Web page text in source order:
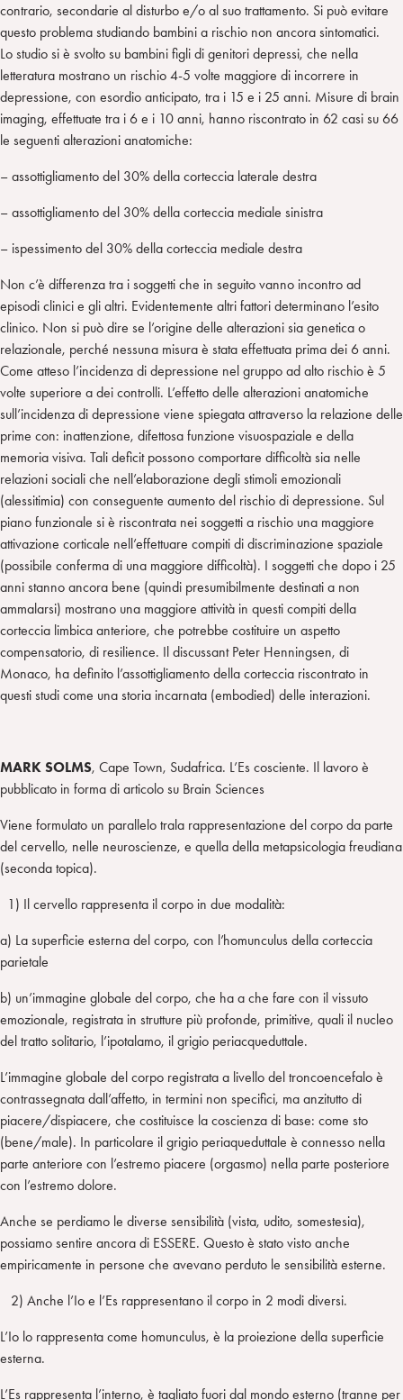
contrario, secondarie al disturbo e/o al suo trattamento. Si può evitare
questo problema studiando bambini a rischio non ancora sintomatici.
Lo studio si è svolto su bambini figli di genitori depressi, che nella
letteratura mostrano un rischio 4-5 volte maggiore di incorrere in
depressione, con esordio anticipato, tra i 15 e i 25 anni. Misure di brain
imaging, effettuate tra i 6 e i 10 anni, hanno riscontrato in 62 casi su 66
le seguenti alterazioni anatomiche:
– assottigliamento del 30% della corteccia laterale destra
– assottigliamento del 30% della corteccia mediale sinistra
– ispessimento del 30% della corteccia mediale destra
Non c’è differenza tra i soggetti che in seguito vanno incontro ad
episodi clinici e gli altri. Evidentemente altri fattori determinano l’esito
clinico. Non si può dire se l’origine delle alterazioni sia genetica o
relazionale, perché nessuna misura è stata effettuata prima dei 6 anni.
Come atteso l’incidenza di depressione nel gruppo ad alto rischio è 5
volte superiore a dei controlli. L’effetto delle alterazioni anatomiche
sull’incidenza di depressione viene spiegata attraverso la relazione delle
prime con: inattenzione, difettosa funzione visuospaziale e della
memoria visiva. Tali deficit possono comportare difficoltà sia nelle
relazioni sociali che nell’elaborazione degli stimoli emozionali
(alessitimia) con conseguente aumento del rischio di depressione. Sul
piano funzionale si è riscontrata nei soggetti a rischio una maggiore
attivazione corticale nell’effettuare compiti di discriminazione spaziale
(possibile conferma di una maggiore difficoltà). I soggetti che dopo i 25
anni stanno ancora bene (quindi presumibilmente destinati a non
ammalarsi) mostrano una maggiore attività in questi compiti della
corteccia limbica anteriore, che potrebbe costituire un aspetto
compensatorio, di resilience. Il discussant Peter Henningsen, di
Monaco, ha definito l’assottigliamento della corteccia riscontrato in
questi studi come una storia incarnata (embodied) delle interazioni.
MARK SOLMS, Cape Town, Sudafrica. L’Es cosciente. Il lavoro è
pubblicato in forma di articolo su Brain Sciences
Viene formulato un parallelo trala rappresentazione del corpo da parte
del cervello, nelle neuroscienze, e quella della metapsicologia freudiana
(seconda topica).
1) Il cervello rappresenta il corpo in due modalità:
a) La superficie esterna del corpo, con l’homunculus della corteccia
parietale
b) un’immagine globale del corpo, che ha a che fare con il vissuto
emozionale, registrata in strutture più profonde, primitive, quali il nucleo
del tratto solitario, l’ipotalamo, il grigio periacqueduttale.
L’immagine globale del corpo registrata a livello del troncoencefalo è
contrassegnata dall’affetto, in termini non specifici, ma anzitutto di
piacere/dispiacere, che costituisce la coscienza di base: come sto
(bene/male). In particolare il grigio periaqueduttale è connesso nella
parte anteriore con l’estremo piacere (orgasmo) nella parte posteriore
con l’estremo dolore.
Anche se perdiamo le diverse sensibilità (vista, udito, somestesia),
possiamo sentire ancora di ESSERE. Questo è stato visto anche
empiricamente in persone che avevano perduto le sensibilità esterne.
2) Anche l’Io e l’Es rappresentano il corpo in 2 modi diversi.
L’Io lo rappresenta come homunculus, è la proiezione della superficie
esterna.
L’Es rappresenta l’interno, è tagliato fuori dal mondo esterno (tranne per